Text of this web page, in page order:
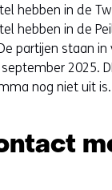
hebben in de
hebben in de
partijen staan in
2025.
nog niet uit is.